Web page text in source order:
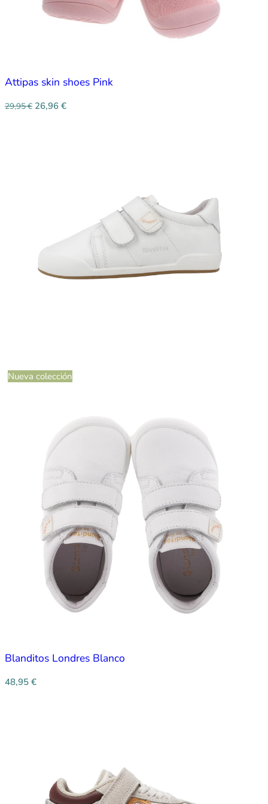
Attipas skin shoes Pink
29,95€ 26,96 €
Nueva colección
Blanditos Londres Blanco
48,95 €